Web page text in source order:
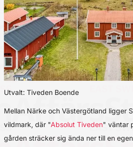
Utvalt: Tiveden Boende
Mellan Närke och Västergötland ligger
vildmark, där "Absolut Tiveden" väntar
gården sträcker sig ända ner till en